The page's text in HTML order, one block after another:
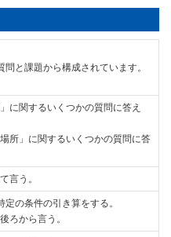
と課題から構成されています。
に関するいくつかの質問に答え
所」に関するいくつかの質問に答
言う。
定の条件の引き算をする。
ろから言う。